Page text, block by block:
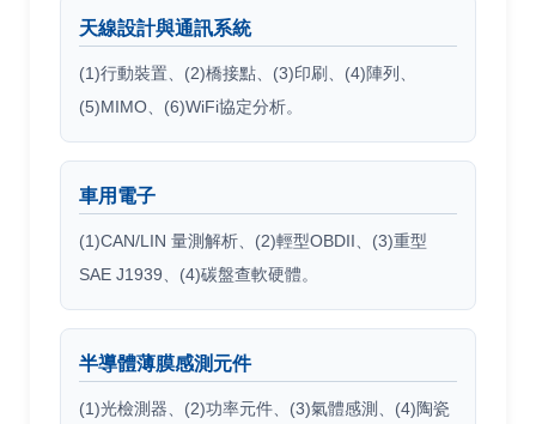
天線設計與通訊系統
(1)行動裝置、(2)橋接點、(3)印刷、(4)陣列、
(5)MIMO、(6)WiFi協定分析。
車用電子
(1)CAN/LIN 量測解析、(2)輕型OBDII、(3)重型
SAE J1939、(4)碳盤查軟硬體。
半導體薄膜感測元件
(1)光檢測器、(2)功率元件、(3)氣體感測、(4)陶瓷